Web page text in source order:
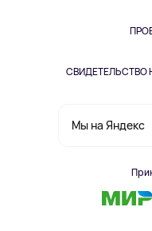
СВИДЕТЕЛЬСТВО
Мы на Яндекс
Одежда и аксессуары